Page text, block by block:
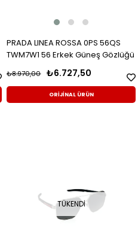
PRADA LINEA ROSSA 0PS 56QS
TWM7W1 56 Erkek Güneş Gözlüğü
₺6.727,50
₺8.970,00
ORİJİNAL ÜRÜN
TÜKENDI